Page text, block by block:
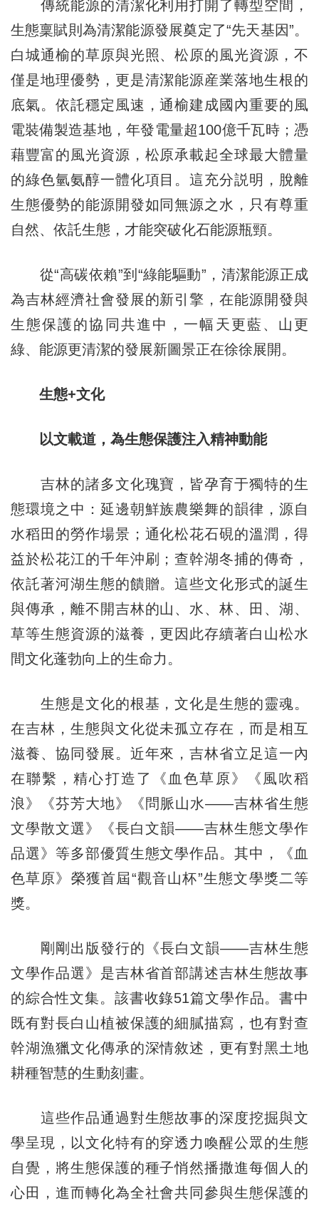
傳統能源的清潔化利用打開了轉型空間，
生態稟賦則為清潔能源發展奠定了“先天基因”。
白城通榆的草原與光照、松原的風光資源，不
僅是地理優勢，更是清潔能源産業落地生根的
底氣。依託穩定風速，通榆建成國內重要的風
電裝備製造基地，年發電量超100億千瓦時；憑
藉豐富的風光資源，松原承載起全球最大體量
的綠色氫氨醇一體化項目。這充分説明，脫離
生態優勢的能源開發如同無源之水，只有尊重
自然、依託生態，才能突破化石能源瓶頸。
從“高碳依賴”到“綠能驅動”，清潔能源正成
為吉林經濟社會發展的新引擎，在能源開發與
生態保護的協同共進中，一幅天更藍、山更
綠、能源更清潔的發展新圖景正在徐徐展開。
生態+文化
以文載道，為生態保護注入精神動能
吉林的諸多文化瑰寶，皆孕育于獨特的生
態環境之中：延邊朝鮮族農樂舞的韻律，源自
水稻田的勞作場景；通化松花石硯的溫潤，得
益於松花江的千年沖刷；查幹湖冬捕的傳奇，
依託著河湖生態的饋贈。這些文化形式的誕生
與傳承，離不開吉林的山、水、林、田、湖、
草等生態資源的滋養，更因此存續著白山松水
間文化蓬勃向上的生命力。
生態是文化的根基，文化是生態的靈魂。
在吉林，生態與文化從未孤立存在，而是相互
滋養、協同發展。近年來，吉林省立足這一內
在聯繫，精心打造了《血色草原》《風吹稻
浪》《芬芳大地》《問脈山水——吉林省生態
文學散文選》《長白文韻——吉林生態文學作
品選》等多部優質生態文學作品。其中，《血
色草原》榮獲首屆“觀音山杯”生態文學獎二等
獎。
剛剛出版發行的《長白文韻——吉林生態
文學作品選》是吉林省首部講述吉林生態故事
的綜合性文集。該書收錄51篇文學作品。書中
既有對長白山植被保護的細膩描寫，也有對查
幹湖漁獵文化傳承的深情敘述，更有對黑土地
耕種智慧的生動刻畫。
這些作品通過對生態故事的深度挖掘與文
學呈現，以文化特有的穿透力喚醒公眾的生態
自覺，將生態保護的種子悄然播撒進每個人的
心田，進而轉化為全社會共同參與生態保護的